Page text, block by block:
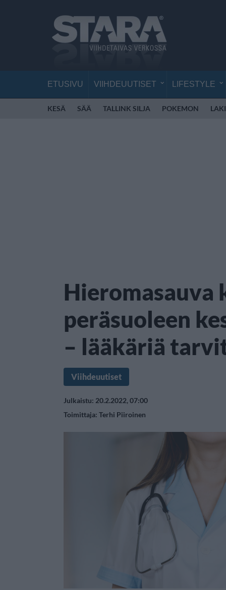
ETUSIVU VIIHDEUUTISET LIFESTYLE
KESÄ SÄÄ TALLINK SILJA POKEMON LAKI
Hieromasauva
peräsuoleen
– lääkäriä
Viihdeuutiset
Julkaistu: 20.2.2022, 07:00
Toimittaja: Terhi Piiroinen